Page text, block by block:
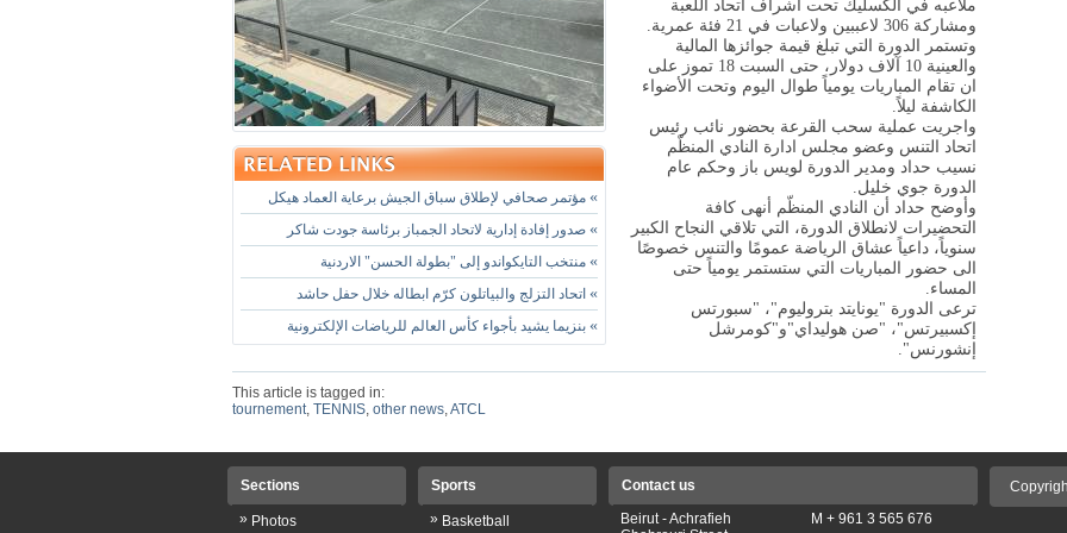
» مؤتمر صحافي لإطلاق سباق الجيش برعاية العماد هيكل
» صدور إفادة إدارية لاتحاد الجمباز برئاسة جودت شاكر
» منتخب التايكواندو إلى "بطولة الحسن" الاردنية
» اتحاد التزلج والبياتلون كرّم ابطاله خلال حفل حاشد
» بنزيما يشيد بأجواء كأس العالم للرياضات الإلكترونية
ملاعبه في الكسليك تحت اشراف اتحاد اللعبة
ومشاركة 306 لاعببين ولاعبات في 21 فئة عمرية.
وتستمر الدورة التي تبلغ قيمة جوائزها المالية
والعينية 10 آلاف دولار، حتى السبت 18 تموز على
ان تقام المباريات يومياً طوال اليوم وتحت الأضواء
الكاشفة ليلاً.
واجريت عملية سحب القرعة بحضور نائب رئيس
اتحاد التنس وعضو مجلس ادارة النادي المنظّم
نسيب حداد ومدير الدورة لويس باز وحكم عام
الدورة جوي خليل.
وأوضح حداد أن النادي المنظّم أنهى كافة
التحضيرات لانطلاق الدورة، التي تلاقي النجاح الكبير
سنوياً، داعياً عشاق الرياضة عمومًا والتنس خصوصًا
الى حضور المباريات التي ستستمر يومياً حتى
المساء.
ترعى الدورة "يونايتد بتروليوم"، "سبورتس
إكسبيرتس"، "صن هوليداي"و"كومرشل
إنشورنس"
.
This article is tagged in:
tournement, TENNIS, other news,ATCL
Sections
» Photos
Sports
» Basketball
Contact us
Beirut - Achrafieh
M + 961 3 565 676